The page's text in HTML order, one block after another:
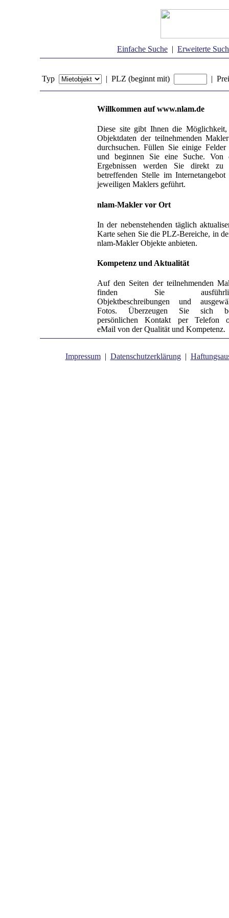
Einfache Suche | Erweiterte
Typ | PLZ (beginnt mit) |
Willkommen auf www.nlam.de
Diese site gibt Ihnen die Möglichkeit,
Objektdaten der teilnehmenden
durchsuchen. Füllen Sie einige Felder
und beginnen Sie eine Suche. Von
Ergebnissen werden Sie direkt zu
betreffenden Stelle im Internetangebot
jeweiligen Maklers geführt.
nlam-Makler vor Ort
In der nebenstehenden täglich
Karte sehen Sie die PLZ-Bereiche, in
nlam-Makler Objekte anbieten.
Kompetenz und Aktualität
Auf den Seiten der teilnehmenden
finden Sie
Objektbeschreibungen und
Fotos. Überzeugen Sie sich
persönlichen Kontakt per Telefon
eMail von der Qualität und Kompetenz.
Impressum| Datenschutzerklärung|